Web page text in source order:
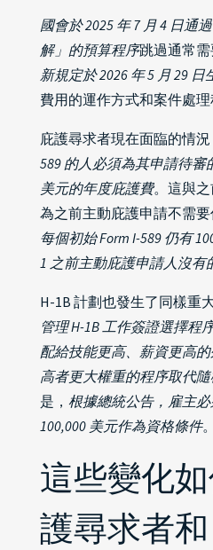
國會於 2025 年 7 月 4 日通
解」的預算程序跳過通常需
新規定於 2026 年 5 月 29 日
費用的運作方式和案件處理
庇護尋求者現在面臨的情況
589 的人必須為其申請待審
美元的年度庇護費。這與
為之前主動庇護申請不需
每個初始 Form I-589 仍有
1 之前主動庇護申請人沒有
H-1B 計劃也發生了同樣重
管理 H-1B 工作簽證選擇程
配給技能更高、薪資更高
高者更大權重的程序取代
是， 根據總統公告，雇主
100,000 美元作為資格條件。
這些變化
護尋求者